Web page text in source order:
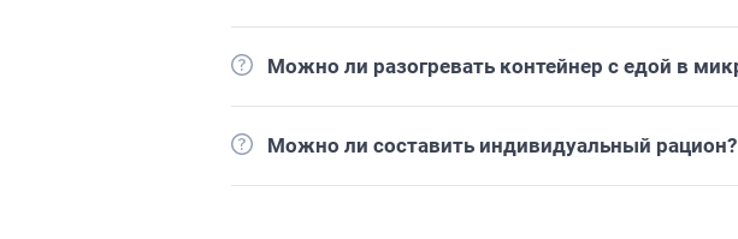
Можно ли разогревать контейнер с едой в
Можно ли составить индивидуальный рацион?